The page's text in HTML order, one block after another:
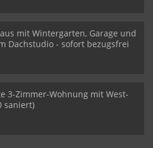
mit Wintergarten, Garage und
Dachstudio - sofort bezugsfrei
3-Zimmer-Wohnung mit West-
saniert)